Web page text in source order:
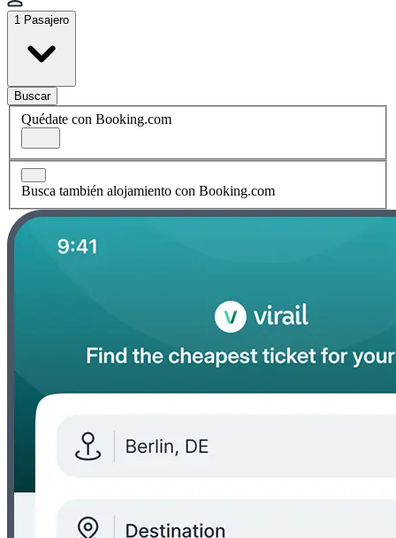
1 Pasajero
Buscar
Quédate con Booking.com
Busca también alojamiento con Booking.com